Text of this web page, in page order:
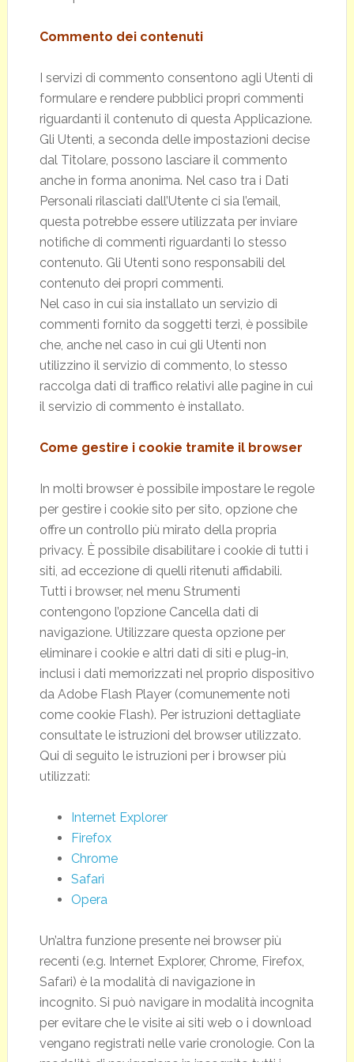
Commento dei contenuti
I servizi di commento consentono agli Utenti di
formulare e rendere pubblici propri commenti
riguardanti il contenuto di questa Applicazione.
Gli Utenti, a seconda delle impostazioni decise
dal Titolare, possono lasciare il commento
anche in forma anonima. Nel caso tra i Dati
Personali rilasciati dall’Utente ci sia l’email,
questa potrebbe essere utilizzata per inviare
notifiche di commenti riguardanti lo stesso
contenuto. Gli Utenti sono responsabili del
contenuto dei propri commenti.
Nel caso in cui sia installato un servizio di
commenti fornito da soggetti terzi, è possibile
che, anche nel caso in cui gli Utenti non
utilizzino il servizio di commento, lo stesso
raccolga dati di traffico relativi alle pagine in cui
il servizio di commento è installato.
Come gestire i cookie tramite il browser
In molti browser è possibile impostare le regole
per gestire i cookie sito per sito, opzione che
offre un controllo più mirato della propria
privacy. È possibile disabilitare i cookie di tutti i
siti, ad eccezione di quelli ritenuti affidabili.
Tutti i browser, nel menu Strumenti
contengono l’opzione Cancella dati di
navigazione. Utilizzare questa opzione per
eliminare i cookie e altri dati di siti e plug-in,
inclusi i dati memorizzati nel proprio dispositivo
da Adobe Flash Player (comunemente noti
come cookie Flash). Per istruzioni dettagliate
consultate le istruzioni del browser utilizzato.
Qui di seguito le istruzioni per i browser più
utilizzati:
Internet Explorer
Firefox
Chrome
Safari
Opera
Un’altra funzione presente nei browser più
recenti (e.g. Internet Explorer, Chrome, Firefox,
Safari) è la modalità di navigazione in
incognito. Si può navigare in modalità incognita
per evitare che le visite ai siti web o i download
vengano registrati nelle varie cronologie. Con la